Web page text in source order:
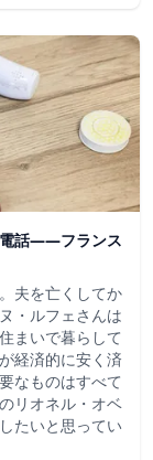
電話——フランス
夫を亡くしてか
・ルフェさんは
まいで暮らして
経済的に安く済
なものはすべて
リオネル・オベ
たいと思ってい